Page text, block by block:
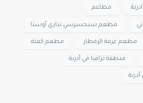
مطاعم
مطعم سيجسرسي نيازي أوستا
مطعم غرفة الإفطار مطعم كفتة
منطقة تراقيا في أدرنة